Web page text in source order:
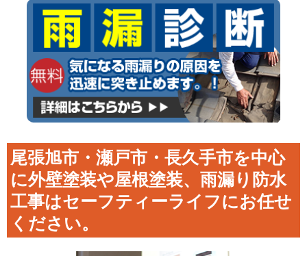
尾張旭市・瀬戸市・長久手市を中心
に外壁塗装や屋根塗装、雨漏り防水
工事はセーフティーライフにお任せ
ください。